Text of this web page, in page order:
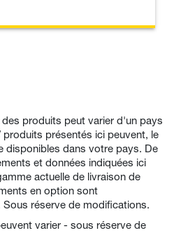
des produits peut varier d'un pays
produits présentés ici peuvent, le
disponibles dans votre pays. De
et données indiquées ici
actuelle de livraison de
en option sont
réserve de modifications.
varier - sous réserve de